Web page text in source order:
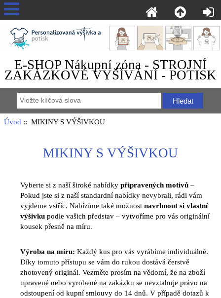
E-SHOP Nákupní zóna - STROJNÍ
ZAKÁZKOVÉ VYŠÍVÁNÍ - POTISK
Úvod :: MIKINY S VÝŠIVKOU
MIKINY S VÝŠIVKOU
Vyberte si z naší široké nabídky připravených motivů–
Pokud jste si z naší standardní nabídky nevybrali, rádi vám
vyjdeme vstříc. Nabízíme také možnost navrhnout si vlastní
výšivkupodle vašich představ – vytvoříme pro vás originální
kousek přesně na míru.
Výroba na míru: Každý kus pro vás vyrábíme individuálně.
Díky tomuto přístupu se vám do rukou dostává čerstvě
zhotovený originál. Vezměte prosím na vědomí, že na zboží
upravené nebo vyrobené na zakázku se nevztahuje právo na
odstoupení od kupní smlouvy do 14 dnů. V případě dotazů k